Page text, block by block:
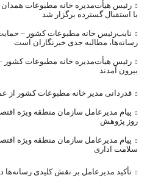
رئیس هیأت‌مدیره خانه مطبوعات
با استقبال گسترده برگزار شد
نایب‌رئیس خانه مطبوعات کشور – حمایت
رسانه‌ها، مطالبه جدی خبرنگاران است
بیرون آمدند
قدردانی مدیر خانه مطبوعات کشور از
پیام مدیرعامل سازمان منطقه ویژه
روز پژوهش
پیام مدیرعامل سازمان منطقه ویژه
سلامت اداری
تأکید مدیرعامل بر نقش کلیدی